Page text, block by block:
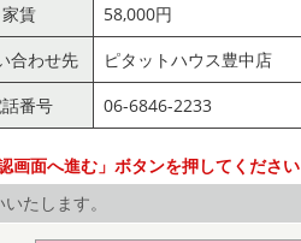
家賃
58,000円
合わせ先
ピタットハウス豊中店
番号
06-6846-2233
画面へ進む」ボタンを押してください
たします。